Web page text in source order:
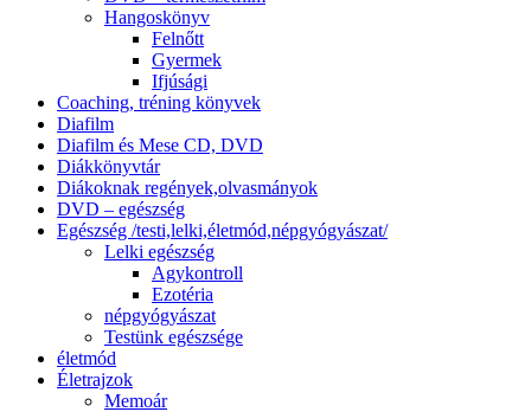
Hangoskönyv
Felnőtt
Gyermek
Ifjúsági
Coaching, tréning könyvek
Diafilm
Diafilm és Mese CD, DVD
Diákkönyvtár
Diákoknak regények,olvasmányok
DVD – egészség
Egészség /testi,lelki,életmód,népgyógyászat/
Lelki egészség
Agykontroll
Ezotéria
népgyógyászat
Testünk egészsége
életmód
Életrajzok
Memoár